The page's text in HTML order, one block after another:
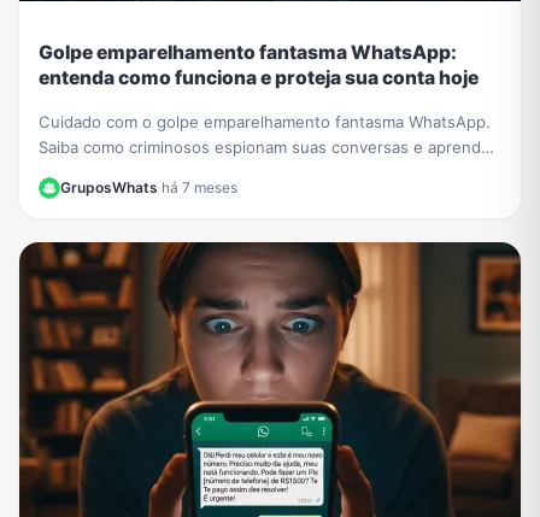
Golpe emparelhamento fantasma WhatsApp:
entenda como funciona e proteja sua conta hoje
Cuidado com o golpe emparelhamento fantasma WhatsApp.
Saiba como criminosos espionam suas conversas e aprenda
GruposWhats·há 7 meses